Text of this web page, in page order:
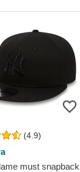
(4.9)
must snapback